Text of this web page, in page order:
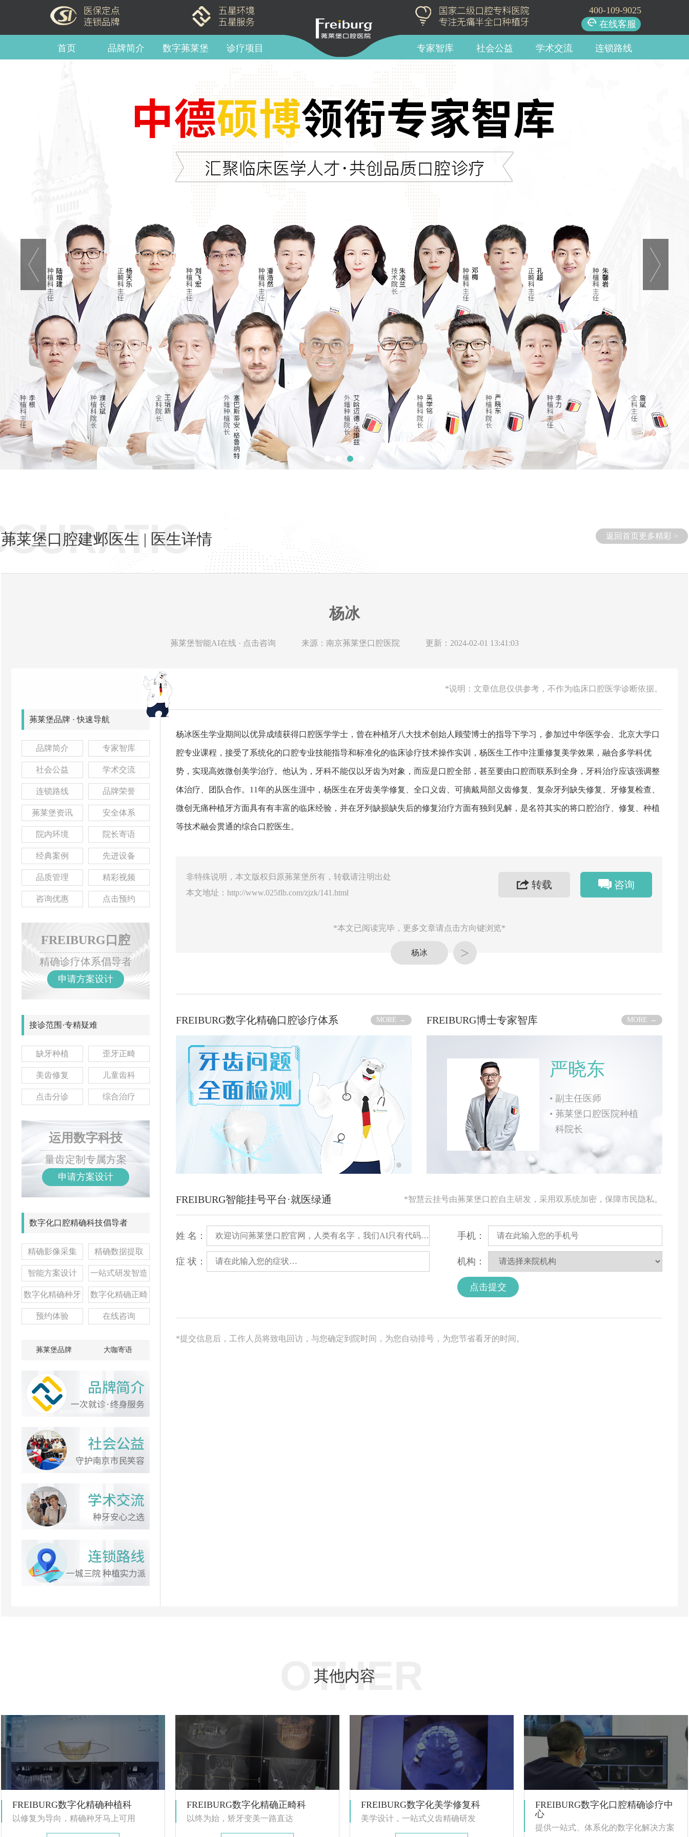
400-109-9025
在线客服
首页 品牌简介 数字茀莱堡 诊疗项目 专家智库 社会公益 学术交流 连锁路线
茀莱堡口腔建邺医生 | 医生详情 返回首页更多精彩 >
杨冰
茀莱堡智能AI在线 · 点击咨询 来源：南京茀莱堡口腔医院 更新：2024-02-01 13:41:03
茀莱堡品牌 · 快速导航
品牌简介 专家智库
社会公益 学术交流
连锁路线 品牌荣誉
茀莱堡资讯 安全体系
院内环境 院长寄语
经典案例 先进设备
品质管理 精彩视频
咨询优惠 点击预约
FREIBURG口腔
精确诊疗体系倡导者
申请方案设计
接诊范围·专精疑难
缺牙种植 歪牙正畸
美齿修复 儿童齿科
点击分诊 综合治疗
运用数字科技
量齿定制专属方案
申请方案设计
数字化口腔精确科技倡导者
精确影像采集 精确数据提取
智能方案设计 一站式研发智造
数字化精确种牙 数字化精确正畸
预约体验 在线咨询
茀莱堡品牌 大咖寄语
*说明：文章信息仅供参考，不作为临床口腔医学诊断依据。
杨冰医生学业期间以优异成绩获得口腔医学学士，曾在种植牙八大技术创始人顾莹博士的指导下学习，参加过中华医学会、北京大学口
腔专业课程，接受了系统化的口腔专业技能指导和标准化的临床诊疗技术操作实训，杨医生工作中注重修复美学效果，融合多学科优
势，实现高效微创美学治疗。他认为，牙科不能仅以牙齿为对象，而应是口腔全部，甚至要由口腔而联系到全身，牙科治疗应该强调整
体治疗、团队合作。11年的从医生涯中，杨医生在牙齿美学修复、全口义齿、可摘戴局部义齿修复、复杂牙列缺失修复、牙修复检查、
微创无痛种植牙方面具有有丰富的临床经验，并在牙列缺损缺失后的修复治疗方面有独到见解，是名符其实的将口腔治疗、修复、种植
等技术融会贯通的综合口腔医生。
非特殊说明，本文版权归原茀莱堡所有，转载请注明出处
本文地址： http://www.025flb.com/zjzk/141.html
转载 咨询
*本文已阅读完毕，更多文章请点击方向键浏览*
杨冰 >
FREIBURG数字化精确口腔诊疗体系 MORE → FREIBURG博士专家智库 MORE →
严晓东
• 副主任医师
• 茀莱堡口腔医院种植
科院长
FREIBURG智能挂号平台·就医绿通 *智慧云挂号由茀莱堡口腔自主研发，采用双系统加密，保障市民隐私。
姓 名：
症 状：
手机：
机构：
点击提交
*提交信息后，工作人员将致电回访，与您确定到院时间，为您自动排号，为您节省看牙的时间。
其他内容
OTHER
FREIBURG数字化精确种植科
以修复为导向，精确种牙马上可用
FREIBURG数字化精确正畸科
以终为始，矫牙变美一路直达
FREIBURG数字化美学修复科
美学设计，一站式义齿精确研发
FREIBURG数字化口腔精确诊疗中
心
提供一站式、体系化的数字化解决方案